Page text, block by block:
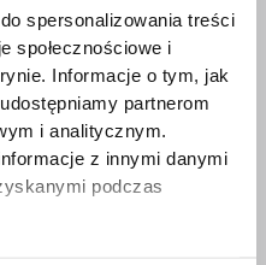
spersonalizowania treści
społecznościowe i
Informacje o tym, jak
partnerom
i analitycznym.
z innymi danymi
podczas
152,6 mm
Tak
3.0
4.6